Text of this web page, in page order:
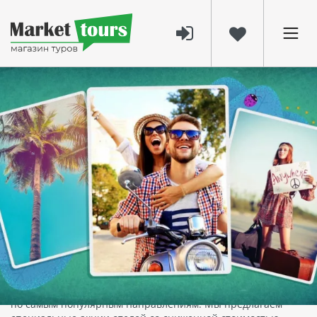
4344 17 март 2024
Поиск горящих туров на нашем сайте
Откройте Мир Путешествий с Нашими
Горящими Турами!
Жаждете незабываемых приключений, но бюджет
ограничен? Устали искать лучшие предложения?
Позвольте нам сделать ваше путешествие доступным и
захватывающим!
На нашем сайте вы найдете эксклюзивные горящие туры
по самым популярным направлениям. Мы предлагаем